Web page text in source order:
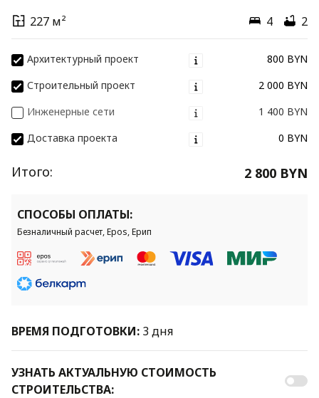
227 м² 4 2
Архитектурный проект
800 BYN
Строительный проект
2 000 BYN
Инженерные сети
1 400 BYN
Доставка проекта
0 BYN
Итого: 2 800 BYN
СПОСОБЫ ОПЛАТЫ:
Безналичный расчет, Epos, Ерип
ВРЕМЯ ПОДГОТОВКИ: 3 дня
УЗНАТЬ АКТУАЛЬНУЮ СТОИМОСТЬ
СТРОИТЕЛЬСТВА: